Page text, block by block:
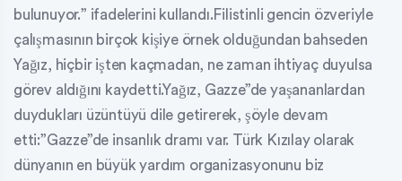
bulunuyor.” ifadelerini kullandı.Filistinli gencin özveriyle
çalışmasının birçok kişiye örnek olduğundan bahseden
Yağız, hiçbir işten kaçmadan, ne zaman ihtiyaç duyulsa
görev aldığını kaydetti.Yağız, Gazze”de yaşananlardan
duydukları üzüntüyü dile getirerek, şöyle devam
etti:”Gazze”de insanlık dramı var. Türk Kızılay olarak
dünyanın en büyük yardım organizasyonunu biz